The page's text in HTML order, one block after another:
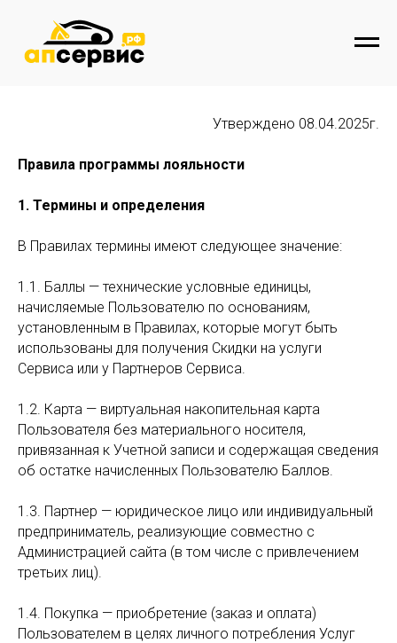
Утверждено 08.04.2025г.
Правила программы лояльности
1. Термины и определения
В Правилах термины имеют следующее значение:
1.1. Баллы — технические условные единицы,
начисляемые Пользователю по основаниям,
установленным в Правилах, которые могут быть
использованы для получения Скидки на услуги
Сервиса или у Партнеров Сервиса.
1.2. Карта — виртуальная накопительная карта
Пользователя без материального носителя,
привязанная к Учетной записи и содержащая сведения
об остатке начисленных Пользователю Баллов.
1.3. Партнер — юридическое лицо или индивидуальный
предприниматель, реализующие совместно с
Администрацией сайта (в том числе с привлечением
третьих лиц).
1.4. Покупка — приобретение (заказ и оплата)
Пользователем в целях личного потребления Услуг